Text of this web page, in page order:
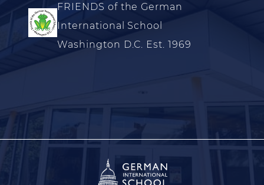
FRIENDS of the German
International School
Washington D.C. Est. 1969